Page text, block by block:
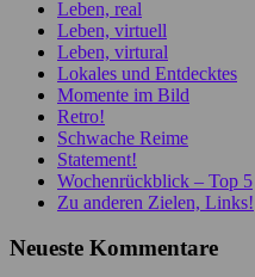
Leben, real
Leben, virtuell
Leben, virtural
Lokales und Entdecktes
Momente im Bild
Retro!
Schwache Reime
Statement!
Wochenrückblick – Top 5
Zu anderen Zielen, Links!
Neueste Kommentare